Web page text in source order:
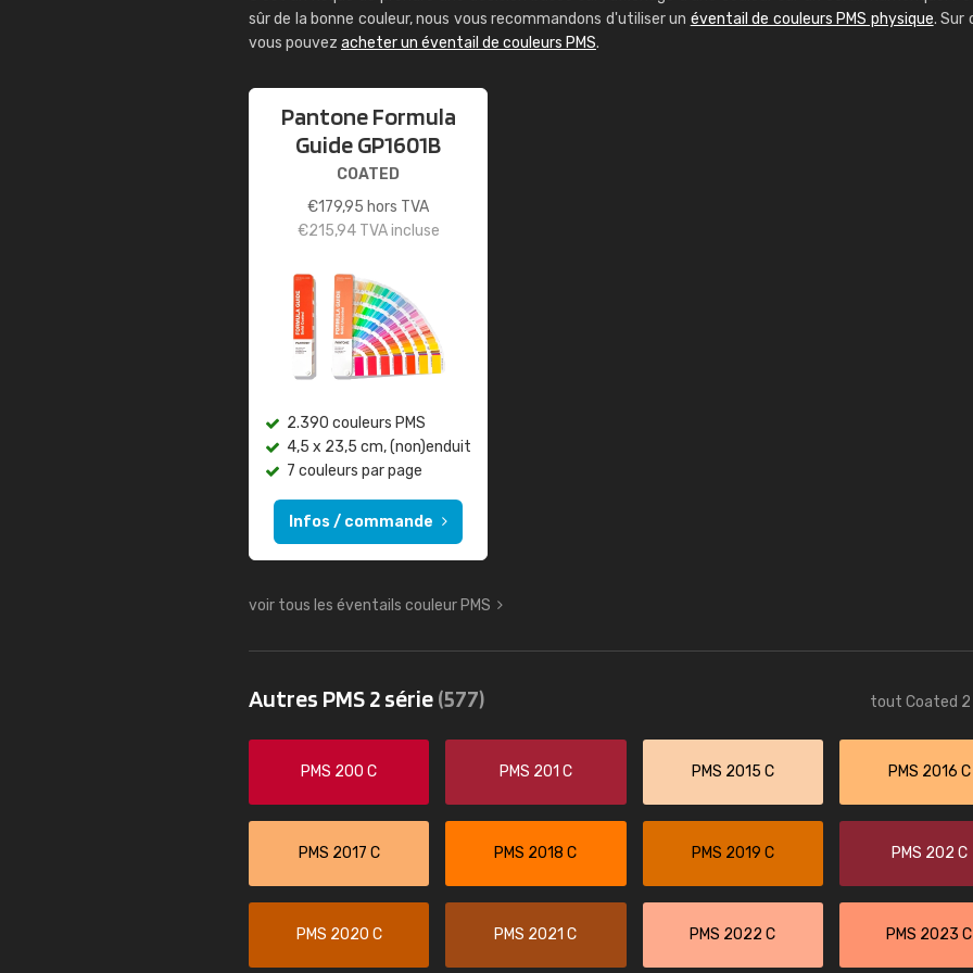
sûr de la bonne couleur, nous vous recommandons d'utiliser un éventail de couleurs PMS physique. Sur
vous pouvez acheter un éventail de couleurs PMS.
Pantone Formula
Guide GP1601B
COATED
€179,95 hors TVA
€215,94TVA incluse
2.390 couleurs PMS
4,5 x 23,5 cm, (non)enduit
7 couleurs par page
Infos / commande
voir tous les éventails couleur PMS
Autres PMS 2 série(577) tout Coated 2
PMS 200 C PMS 201 C PMS 2015 C PMS 2016 C
PMS 2017 C PMS 2018 C PMS 2019 C PMS 202 C
PMS 2020 C PMS 2021 C PMS 2022 C PMS 2023 C